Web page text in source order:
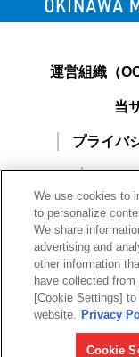
運営組織（
当
プライバ
おき
We use cookies to
to personalize
We share
advertising and
other information
have collected
[Cookie Settings]
website. Privacy
Cookie